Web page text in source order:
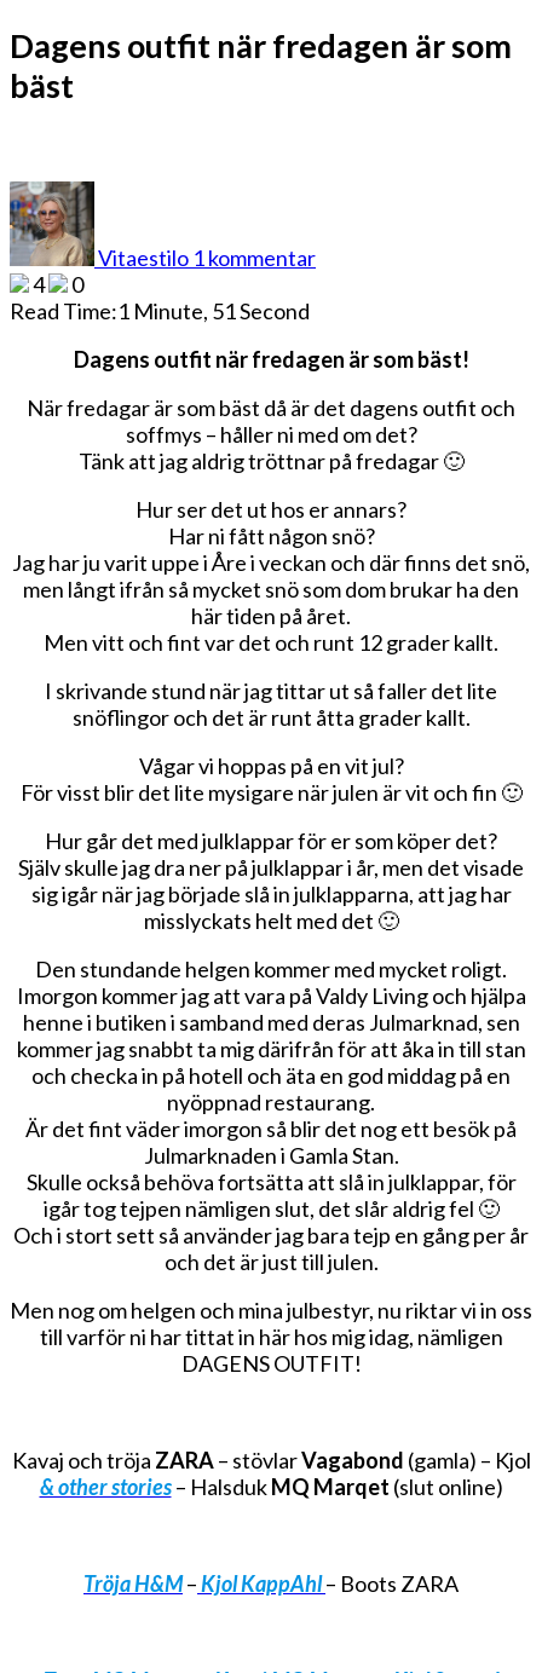
Dagens outfit när fredagen är som
bäst
Vitaestilo 1 kommentar
när
som
bäst
4
0
Read Time:1 Minute, 51 Second
Dagens outfit när fredagen är som bäst!
När fredagar är som bäst då är det dagens outfit och
soffmys – håller ni med om det?
Tänk att jag aldrig tröttnar på fredagar 🙂
Hur ser det ut hos er annars?
Har ni fått någon snö?
Jag har ju varit uppe i Åre i veckan och där finns det snö,
men långt ifrån så mycket snö som dom brukar ha den
här tiden på året.
Men vitt och fint var det och runt 12 grader kallt.
I skrivande stund när jag tittar ut så faller det lite
snöflingor och det är runt åtta grader kallt.
Vågar vi hoppas på en vit jul?
För visst blir det lite mysigare när julen är vit och fin 🙂
Hur går det med julklappar för er som köper det?
Själv skulle jag dra ner på julklappar i år, men det visade
sig igår när jag började slå in julklapparna, att jag har
misslyckats helt med det 🙂
Den stundande helgen kommer med mycket roligt.
Imorgon kommer jag att vara på Valdy Living och hjälpa
henne i butiken i samband med deras Julmarknad, sen
kommer jag snabbt ta mig därifrån för att åka in till stan
och checka in på hotell och äta en god middag på en
nyöppnad restaurang.
Är det fint väder imorgon så blir det nog ett besök på
Julmarknaden i Gamla Stan.
Skulle också behöva fortsätta att slå in julklappar, för
igår tog tejpen nämligen slut, det slår aldrig fel 🙂
Och i stort sett så använder jag bara tejp en gång per år
och det är just till julen.
Men nog om helgen och mina julbestyr, nu riktar vi in oss
till varför ni har tittat in här hos mig idag, nämligen
DAGENS OUTFIT!
Kavaj och tröja ZARA– stövlarVagabond (gamla) – Kjol
& other stories– HalsdukMQ Marqet (slut online)
Tröja H&M–Kjol KappAhl– Boots ZARA